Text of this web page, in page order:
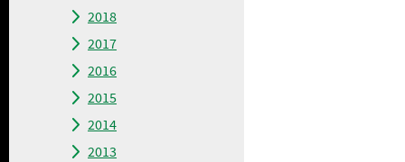
2018
2017
2016
2015
2014
2013